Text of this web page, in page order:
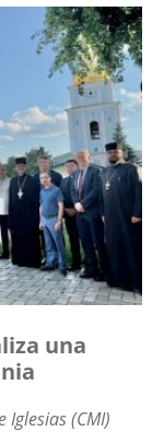
una
Iglesias (CMI)